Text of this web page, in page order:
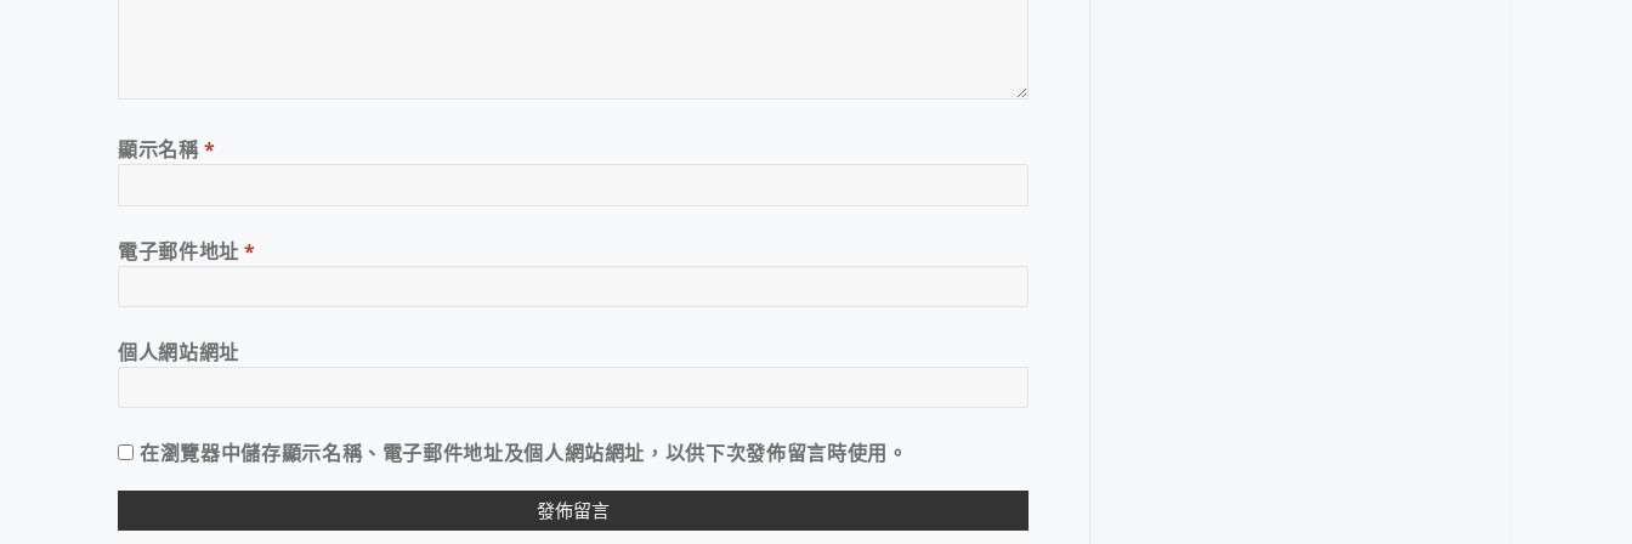
顯示名稱*
電子郵件地址*
個人網站網址
在瀏覽器中儲存顯示名稱、電子郵件地址及個人網站網址，以供下次發佈留言時使用。